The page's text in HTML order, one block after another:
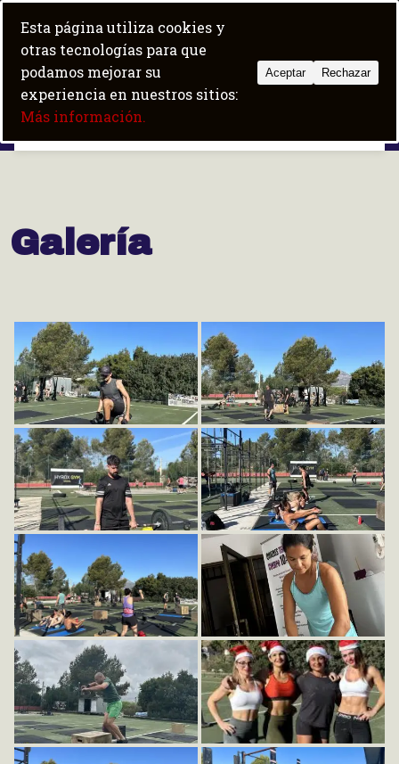
content
Trabaja con nosotros
Fit5 Albir
Galería
Esta página utiliza cookies y
otras tecnologías para que
podamos mejorar su
experiencia en nuestros sitios:
Más información.
Aceptar Rechazar